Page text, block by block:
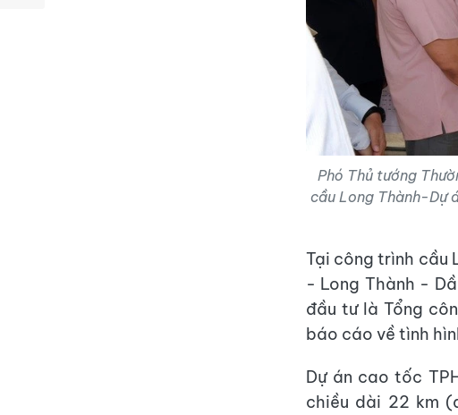
Phó Thủ tướng
cầu Long Thành-Dự
Tại công trình cầu
- Long Thành -
đầu tư là Tổng
báo cáo về tình
Dự án cao tốc
chiều dài 22 km